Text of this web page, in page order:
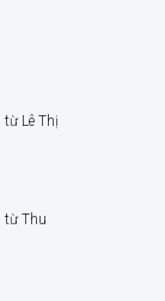
Lê Thị
từ Thu